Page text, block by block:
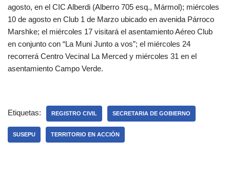
agosto, en el CIC Alberdi (Alberro 705 esq., Mármol); miércoles
10 de agosto en Club 1 de Marzo ubicado en avenida Párroco
Marshke; el miércoles 17 visitará el asentamiento Aéreo Club
en conjunto con “La Muni Junto a vos”; el miércoles 24
recorrerá Centro Vecinal La Merced y miércoles 31 en el
asentamiento Campo Verde.
Etiquetas: REGISTRO CIVIL SECRETARIA DE GOBIERNO
SUSEPU TERRITORIO EN ACCIÓN